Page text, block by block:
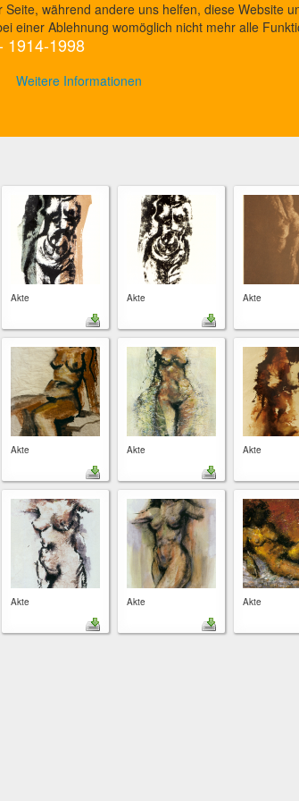
1914-1998
Akte Akte Akte
Akte Akte Akte
Akte Akte Akte
während andere uns helfen, diese Website
einer Ablehnung womöglich nicht mehr alle
Weitere Informationen